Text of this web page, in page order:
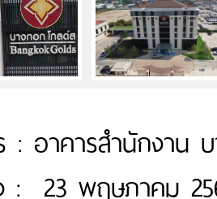
: อาคารสำนักงา
: 23 พฤษภาคม